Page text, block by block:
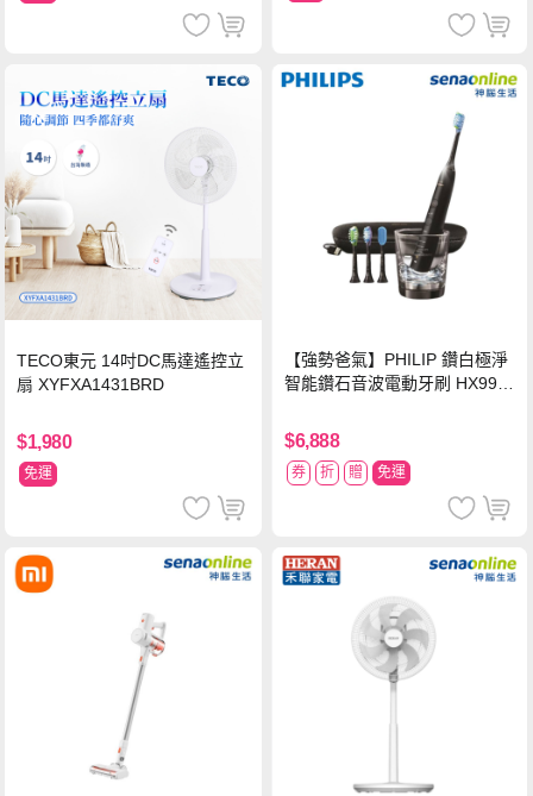
TECO東元 14吋DC馬達遙控立
扇 XYFXA1431BRD
$1,980
免運
【強勢爸氣】PHILIP 鑽白極淨
智能鑽石音波電動牙刷 HX992
$6,888
券 折 贈 免運